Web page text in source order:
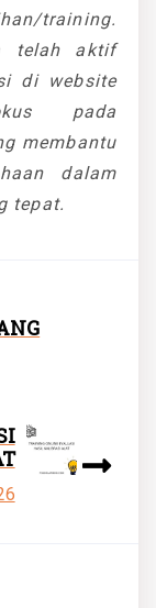
training.
telah aktif
di website
pada
membantu
dalam
tepat.